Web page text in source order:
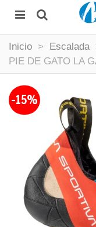
Inicio > Escalada
PIE DE GATO LA
-15%